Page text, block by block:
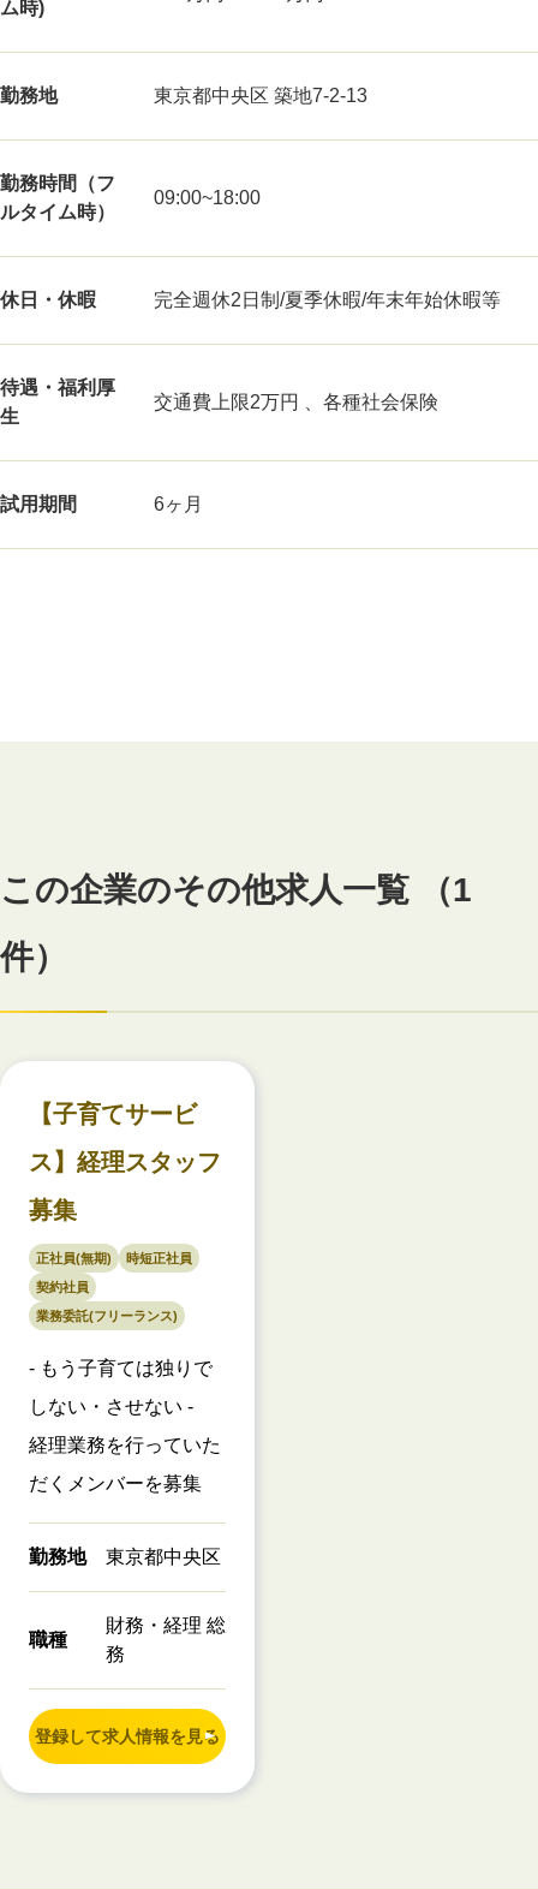
ム時)
勤務地 東京都中央区 築地7-2-13
勤務時間（フ
ルタイム時）
09:00~18:00
休日・休暇 完全週休2日制/夏季休暇/年末年始休暇等
待遇・福利厚
生
交通費上限2万円 、各種社会保険
試用期間 6ヶ月
この企業のその他求人一覧 （1
件）
【子育てサービ
ス】経理スタッフ
募集
正社員(無期)
時短正社員
契約社員
業務委託(フリーランス)
- もう子育ては独りで
しない・させない -
経理業務を行っていた
だくメンバーを募集
勤務地 東京都中央区
職種
財務・経理 総
務
登録して求人情報を見る